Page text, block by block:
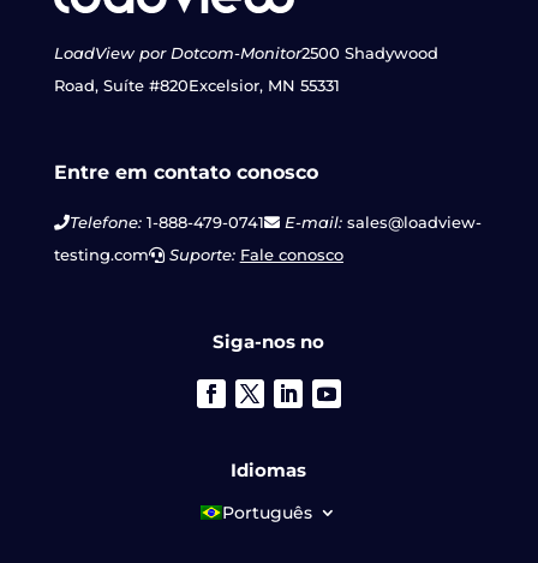
LoadView por Dotcom-Monitor2500 Shadywood
Road, Suíte #820Excelsior, MN 55331
Entre em contato conosco
Telefone:1-888-479-0741 E-mail:sales@loadview-
testing.com
Suporte: Fale conosco
Siga-nos no
Idiomas
Português